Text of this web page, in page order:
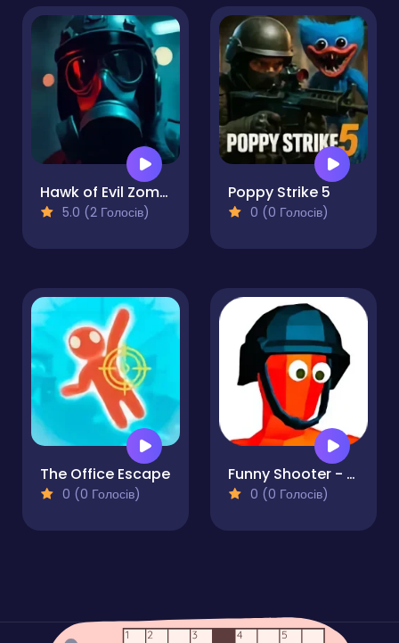
Hawk of Evil Zombie Invasion
5.0 (2 Голосів)
Poppy Strike 5
0 (0 Голосів)
The Office Escape
0 (0 Голосів)
Funny Shooter - Destroy all enemies
0 (0 Голосів)